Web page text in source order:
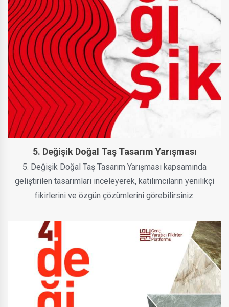
5. Değişik Doğal Taş Tasarım Yarışması
5. Değişik Doğal Taş Tasarım Yarışması kapsamında
geliştirilen tasarımları inceleyerek, katılımcıların yenilikçi
fikirlerini ve özgün çözümlerini görebilirsiniz.